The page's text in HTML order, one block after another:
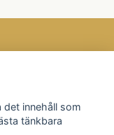
innehåll som
tänkbara